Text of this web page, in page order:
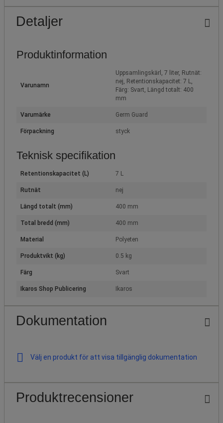
Detaljer
Produktinformation
Varunamn
Uppsamlingskärl, 7 liter, Rutnät:
nej, Retentionskapacitet: 7 L,
Färg: Svart, Längd totalt: 400
mm
Varumärke Germ Guard
Förpackning styck
Teknisk specifikation
Retentionskapacitet (L) 7 L
Rutnät nej
Längd totalt (mm) 400 mm
Total bredd (mm) 400 mm
Material Polyeten
Produktvikt (kg) 0.5 kg
Färg Svart
Ikaros Shop Publicering Ikaros
Dokumentation
Välj en produkt för att visa tillgänglig dokumentation
Produktrecensioner